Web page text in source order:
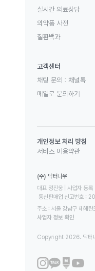
실시간 의료상담
의약품 사전
질환백과
고객센터
채팅 문의 : 채널톡
메일로 문의하기
개인정보 처리 방침
서비스 이용약관
(주) 닥터나우
대표 정진웅 | 사업자
통신판매업 신고번호
주소 : 서울 강남구 테헤
사업자 정보 확인
Copyright 2026. 닥터